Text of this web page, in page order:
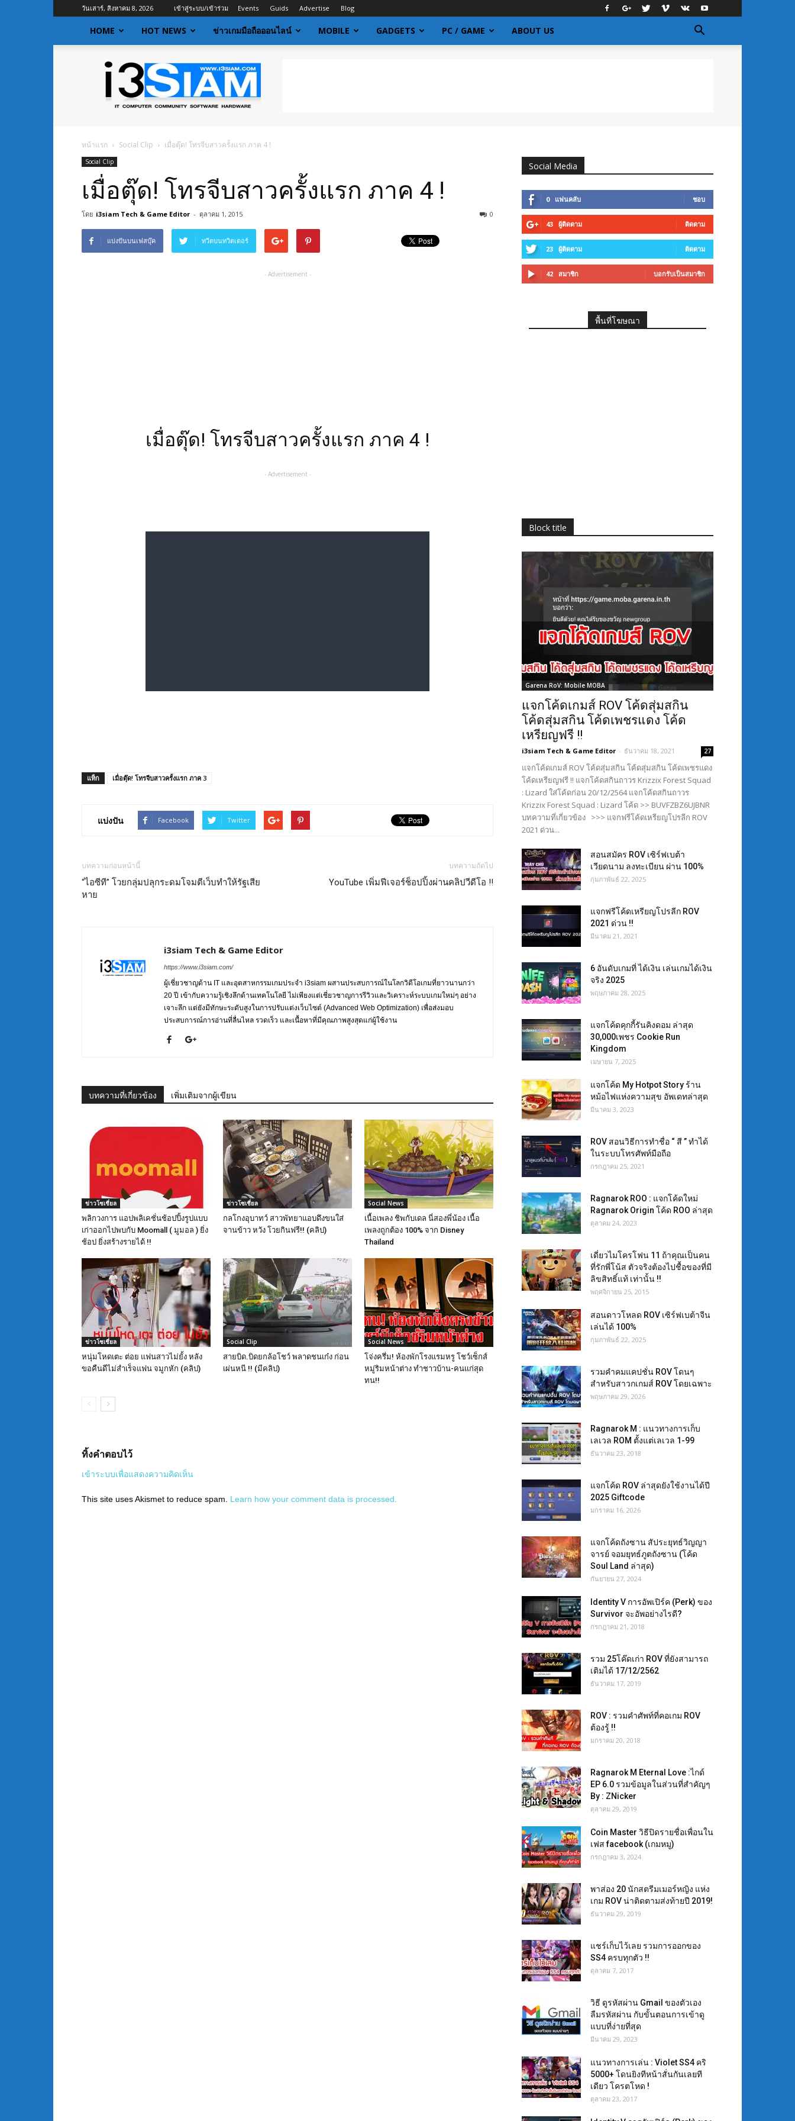
วันเสาร์, สิงหาคม 8, 2026 เข้าสู่ระบบ/เข้าร่วม Events Guids Advertise Blog
HOME HOT NEWS ข่าวเกมมือถือออนไลน์ MOBILE GADGETS PC / GAME ABOUT US
I3siam
ข่าว
ไอที
ข่าวสาร
กับ
เทคโนโลยี
หน้าแรก Social Clip เมื่อตุ๊ด! โทรจีบสาวครั้งแรก ภาค 4 !
Social Clip
เมื่อตุ๊ด! โทรจีบสาวครั้งแรก ภาค 4 !
โดย i3siam Tech & Game Editor - ตุลาคม 1, 2015 0
แบ่งปันบนเฟสบุ๊ค ทวีตบนทวิตเตอร์
- Advertisement -
เมื่อตุ๊ด! โทรจีบสาวครั้งแรก ภาค 4 !
- Advertisement -
แท็ก เมื่อตุ๊ด! โทรจีบสาวครั้งแรก ภาค 3
แบ่งปัน Facebook Twitter
บทความก่อนหน้านี้
“ไอซีที” โวยกลุ่มปลุกระดมโจมตีเว็บทำให้รัฐเสีย
หาย
บทความถัดไป
YouTube เพิ่มฟีเจอร์ช็อปปิ้งผ่านคลิปวีดีโอ !!
i3siam Tech & Game Editor
https://www.i3siam.com/
ผู้เชี่ยวชาญด้าน IT และอุตสาหกรรมเกมประจำ i3siam ผสานประสบการณ์ในโลกวิดีโอเกมที่ยาวนานกว่า
20 ปี เข้ากับความรู้เชิงลึกด้านเทคโนโลยี ไม่เพียงแต่เชี่ยวชาญการรีวิวและวิเคราะห์ระบบเกมใหม่ๆ อย่าง
เจาะลึก แต่ยังมีทักษะระดับสูงในการปรับแต่งเว็บไซต์ (Advanced Web Optimization) เพื่อส่งมอบ
ประสบการณ์การอ่านที่ลื่นไหล รวดเร็ว และเนื้อหาที่มีคุณภาพสูงสุดแก่ผู้ใช้งาน
บทความที่เกี่ยวข้อง เพิ่มเติมจากผู้เขียน
ข่าวโซเชี่ยล
พลิกวงการ แอปพลิเคชั่นช้อปปิ้งรูปแบบ
เก่าออกไปพบกับ Moomall ( มูมอล ) ยิ่ง
ช้อป ยิ่งสร้างรายได้ !!
ข่าวโซเชี่ยล
กลโกงอุบาทว์ สาวพัทยาแอบดึงขนใส่
จานข้าว หวัง โวยกินฟรี!! (คลิป)
Social News
เนื้อเพลง ชิพกับเดล นี่สองพี่น้อง เนื้อ
เพลงถูกต้อง 100% จาก Disney
Thailand
ข่าวโซเชี่ยล
หนุ่มโหดเตะ ต่อย แฟนสาวไม่ยั้ง หลัง
ขอคืนดีไม่สำเร็จแฟน จมูกหัก (คลิป)
Social Clip
สายบิด.บิดยกล้อโชว์ พลาดชนเก๋ง ก่อน
เผ่นหนี !! (มีคลิป)
Social News
โจ่งครึ่ม! ห้องพักโรงแรมหรู โชว์เซ็กส์
หมู่ริมหน้าต่าง ทำชาวบ้าน-คนแก่สุด
ทน!!
ทิ้งคำตอบไว้
เข้าระบบเพื่อแสดงความคิดเห็น
This site uses Akismet to reduce spam. Learn how your comment data is processed.
Social Media
0 แฟนคลับ ชอบ
43 ผู้ติดตาม ติดตาม
23 ผู้ติดตาม ติดตาม
42 สมาชิก บอกรับเป็นสมาชิก
พื้นที่โฆษณา
Block title
Garena RoV: Mobile MOBA
แจกโค้ดเกมส์ ROV โค้ดสุ่มสกิน
โค้ดสุ่มสกิน โค้ดเพชรแดง โค้ด
เหรียญฟรี !!
i3siam Tech & Game Editor - ธันวาคม 18, 2021 27
แจกโค้ดเกมส์ ROV โค้ดสุ่มสกิน โค้ดสุ่มสกิน โค้ดเพชรแดง
โค้ดเหรียญฟรี !! แจกโค้ดสกินถาวร Krizzix Forest Squad
: Lizard ใส่โค้ดก่อน 20/12/2564 แจกโค้ดสกินถาวร
Krizzix Forest Squad : Lizard โค้ด >> BUVFZBZ6UJBNR
บทความที่เกี่ยวข้อง >>> แจกฟรีโค้ดเหรียญโปรลีก ROV
2021 ด่วน...
สอนสมัคร ROV เซิร์ฟเบต้า
เวียดนาม ลงทะเบียน ผ่าน 100%
กุมภาพันธ์ 22, 2025
แจกฟรีโค้ดเหรียญโปรลีก ROV
2021 ด่วน !!
มีนาคม 21, 2021
6 อันดับเกมที่ ได้เงิน เล่นเกมได้เงิน
จริง 2025
พฤษภาคม 28, 2025
แจกโค้ดคุกกี้รันคิงดอม ล่าสุด
30,000เพชร Cookie Run
Kingdom
เมษายน 7, 2025
แจกโค้ด My Hotpot Story ร้าน
หม้อไฟแห่งความสุข อัพเดทล่าสุด
มีนาคม 3, 2023
ROV สอนวิธีการทำชื่อ “ สี ” ทำได้
ในระบบโทรศัพท์มือถือ
กรกฎาคม 25, 2021
Ragnarok ROO : แจกโค้ดใหม่
Ragnarok Origin โค้ด ROO ล่าสุด
ตุลาคม 24, 2023
เดี่ยวไมโครโฟน 11 ถ้าคุณเป็นคน
ที่รักพี่โน้ส ตัวจริงต้องไปชื้อของที่มี
ลิขสิทธิ์แท้ เท่านั้น !!
พฤศจิกายน 25, 2015
สอนดาวโหลด ROV เซิร์ฟเบต้าจีน
เล่นได้ 100%
กุมภาพันธ์ 22, 2025
รวมคำคมแคปชั่น ROV โดนๆ
สำหรับสาวกเกมส์ ROV โดยเฉพาะ
พฤษภาคม 29, 2026
Ragnarok M : แนวทางการเก็บ
เลเวล ROM ตั้งแต่เลเวล 1-99
ธันวาคม 23, 2018
แจกโค้ด ROV ล่าสุดยังใช้งานได้ปี
2025 Giftcode
มกราคม 16, 2026
แจกโค้ดถังซาน สัประยุทธ์วิญญา
จารย์ จอมยุทธ์ภูตถังซาน (โค้ด
Soul Land ล่าสุด)
กันยายน 27, 2024
Identity V การอัพเปิร์ค (Perk) ของ
Survivor จะอัพอย่างไรดี?
กรกฎาคม 21, 2018
รวม 25โค๊ดเก่า ROV ที่ยังสามารถ
เติมได้ 17/12/2562
ธันวาคม 17, 2019
ROV : รวมคำศัพท์ที่คอเกม ROV
ต้องรู้ !!
มกราคม 20, 2018
Ragnarok M Eternal Love :ไกด์
EP 6.0 รวมข้อมูลในส่วนที่สำคัญๆ
By : ZNicker
ตุลาคม 29, 2019
Coin Master วิธีปิดรายชื่อเพื่อนใน
เฟส facebook (เกมหมู)
กรกฎาคม 3, 2024
พาส่อง 20 นักสตรีมเมอร์หญิง แห่ง
เกม ROV น่าติดตามส่งท้ายปี 2019!
ธันวาคม 29, 2019
แชร์เก็บไว้เลย รวมการออกของ
SS4 ครบทุกตัว !!
ตุลาคม 7, 2017
วิธี ดูรหัสผ่าน Gmail ของตัวเอง
ลืมรหัสผ่าน กับขั้นตอนการเข้าดู
แบบที่ง่ายที่สุด
มีนาคม 29, 2023
แนวทางการเล่น : Violet SS4 คริ
5000+ โดนยิงทีหน้าสั่นกันเลยที
เดียว โครตโหด !
ตุลาคม 23, 2017